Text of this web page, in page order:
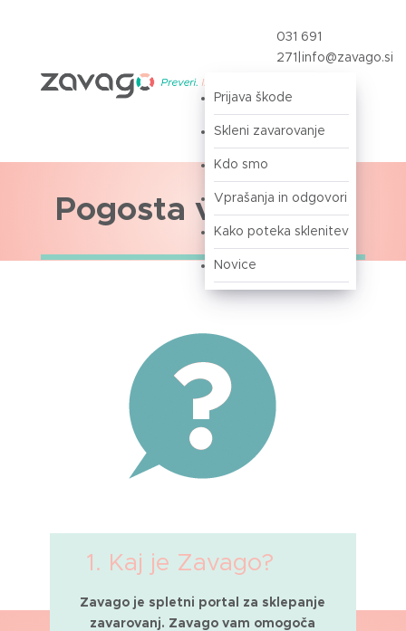
031 691
271 info@zavago.si
Prijava škode
Skleni zavarovanje
Kdo smo
Vprašanja in odgovori
Kako poteka sklenitev
Novice
Pogosta vprašanja
1. Kaj je Zavago?
Zavago je spletni portal za sklepanje
zavarovanj. Zavago vam omogoča